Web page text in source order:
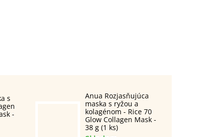
s
-
Anua Rozjasňujúca
maska s ryžou a
kolagénom - Rice 70
Glow Collagen Mask -
38 g (1 ks)